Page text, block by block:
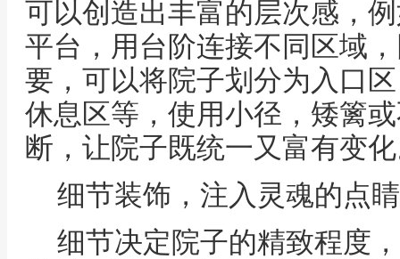
可以创造出丰富的层次感，
平台，用台阶连接不同区域
要，可以将院子划分为入口
休息区等，使用小径，矮篱
断，让院子既统一又富有变
细节装饰，注入灵魂的点
细节决定院子的精致程度